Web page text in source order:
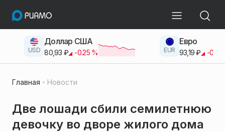
USD
Доллар США
80,93 ₽ -0.25% EUR
Евро
93,19 ₽ -0.42
Главная Новости
Две лошади сбили семилетнюю
девочку во дворе жилого дома